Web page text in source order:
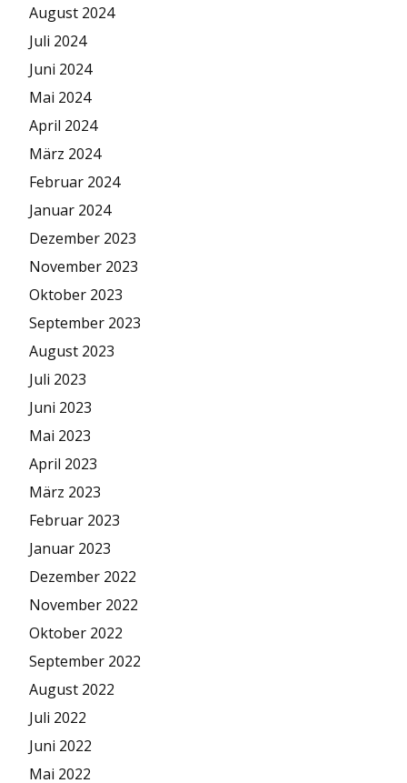
August 2024
Juli 2024
Juni 2024
Mai 2024
April 2024
März 2024
Februar 2024
Januar 2024
Dezember 2023
November 2023
Oktober 2023
September 2023
August 2023
Juli 2023
Juni 2023
Mai 2023
April 2023
März 2023
Februar 2023
Januar 2023
Dezember 2022
November 2022
Oktober 2022
September 2022
August 2022
Juli 2022
Juni 2022
Mai 2022